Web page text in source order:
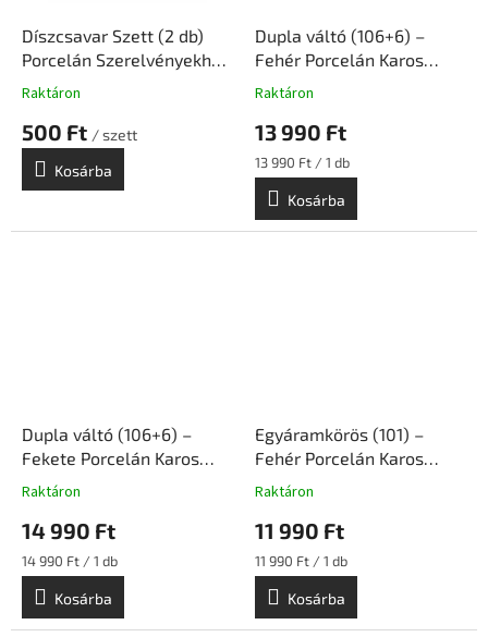
Díszcsavar Szett (2 db)
Porcelán Szerelvényekhez
– Króm | Ceramicon
Raktáron
500 Ft / szett
Kosárba
Dupla váltó (106+6) –
Fehér Porcelán Karos
Kapcsoló Betét
Ceramicon
Raktáron
13 990 Ft
Egységár:
13 990 Ft / 1 db
Kosárba
Dupla váltó (106+6) –
Fekete Porcelán Karos
Kapcsoló Betét
Ceramicon
Raktáron
14 990 Ft
Egységár:
14 990 Ft / 1 db
Kosárba
Egyáramkörös (101) –
Fehér Porcelán Karos
Kapcsoló Betét
Ceramicon
Raktáron
11 990 Ft
Egységár:
11 990 Ft / 1 db
Kosárba